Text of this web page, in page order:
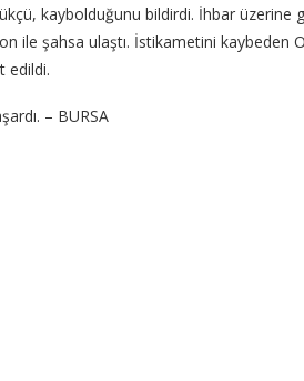
kaybolduğunu bildirdi. İhbar üzerine
ile şahsa ulaştı. İstikametini kaybeden
edildi.
– BURSA